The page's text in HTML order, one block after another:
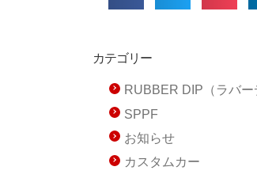
カテゴリー
RUBBER DIP（ラバー
SPPF
お知らせ
カスタムカー